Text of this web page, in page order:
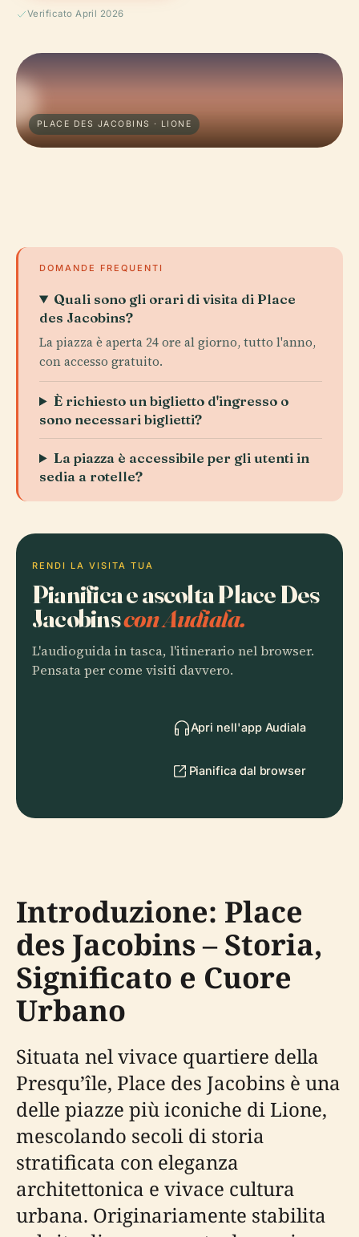
Verificato April 2026
PLACE DES JACOBINS · LIONE
DOMANDE FREQUENTI
Quali sono gli orari di visita di Place
des Jacobins?
La piazza è aperta 24 ore al giorno, tutto l'anno,
con accesso gratuito.
È richiesto un biglietto d'ingresso o
sono necessari biglietti?
La piazza è accessibile per gli utenti in
sedia a rotelle?
RENDI LA VISITA TUA
Pianifica e ascolta Place Des
Jacobinscon Audiala.
L'audioguida in tasca, l'itinerario nel browser.
Pensata per come visiti davvero.
Apri nell'app Audiala
Pianifica dal browser
Introduzione: Place
des Jacobins – Storia,
Significato e Cuore
Urbano
Situata nel vivace quartiere della
Presqu’île, Place des Jacobins è una
delle piazze più iconiche di Lione,
mescolando secoli di storia
stratificata con eleganza
architettonica e vivace cultura
urbana. Originariamente stabilita